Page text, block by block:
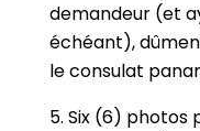
demandeur (et
échéant),
le consulat
5. Six (6) photos